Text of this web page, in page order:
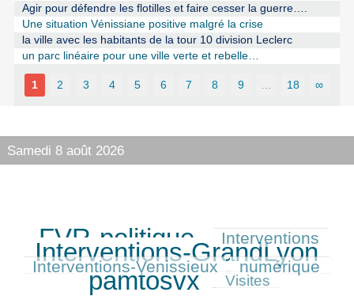
Agir pour défendre les flotilles et faire cesser la guerre….
Une situation Vénissiane positive malgré la crise
la ville avec les habitants de la tour 10 division Leclerc
un parc linéaire pour une ville verte et rebelle…
1 2 3 4 5 6 7 8 9 18 ∞
Samedi 8 août 2026
569/576
FVR-politique
247/576 Interventions
545/576
Interventions-GrandLyon
240/576
Interventions-Venissieux
248/576 numérique
576/576
pamtosvx Visites